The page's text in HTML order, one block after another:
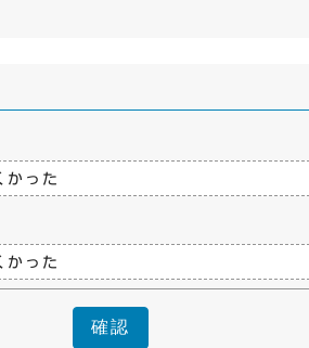
かった
かった
確認